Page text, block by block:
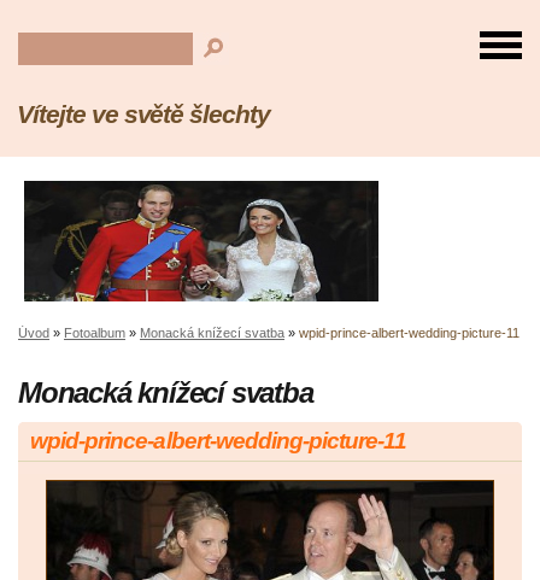
Vítejte ve světě šlechty
Úvod » Fotoalbum » Monacká knížecí svatba » wpid-prince-albert-wedding-picture-11
Monacká knížecí svatba
wpid-prince-albert-wedding-picture-11